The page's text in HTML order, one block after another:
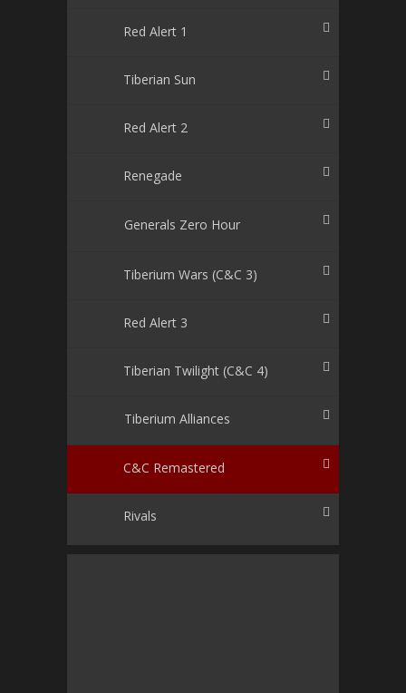
Red Alert 1
Tiberian Sun
Red Alert 2
Renegade
Generals Zero Hour
Tiberium Wars (C&C 3)
Red Alert 3
Tiberian Twilight (C&C 4)
Tiberium Alliances
C&C Remastered
Rivals